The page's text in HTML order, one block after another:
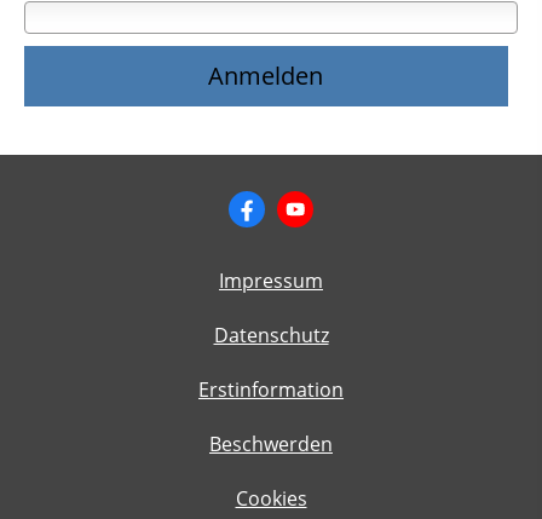
Impressum
Datenschutz
Erstinformation
Beschwerden
Cookies